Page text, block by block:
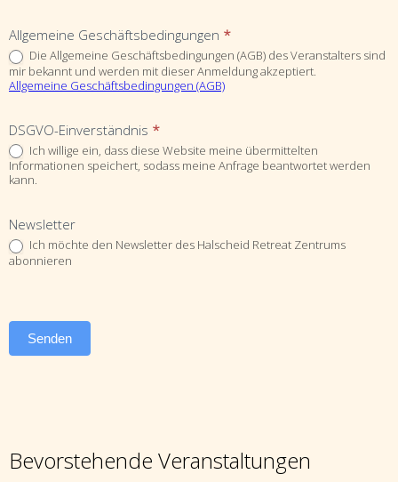
Allgemeine Geschäftsbedingungen *
Die Allgemeine Geschäftsbedingungen (AGB) des Veranstalters sind
mir bekannt und werden mit dieser Anmeldung akzeptiert.
Allgemeine Geschäftsbedingungen (AGB)
DSGVO-Einverständnis *
Ich willige ein, dass diese Website meine übermittelten
Informationen speichert, sodass meine Anfrage beantwortet werden
kann.
Newsletter
Ich möchte den Newsletter des Halscheid Retreat Zentrums
abonnieren
Senden
Bevorstehende Veranstaltungen